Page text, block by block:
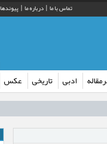
تماس با ما درباره ما پیوندها
ادبی تاریخی عکس